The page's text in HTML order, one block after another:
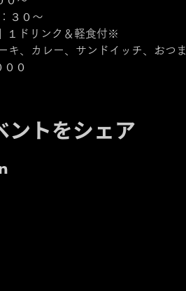
３０～
１ドリンク＆軽食付※
レー、サンドイッチ、おつま
００
ントをシェア